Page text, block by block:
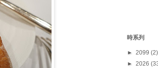
時系列
► 2099 (2)
► 2026